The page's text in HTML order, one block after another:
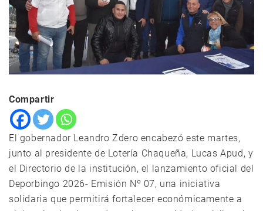
Compartir
El gobernador Leandro Zdero encabezó este martes,
junto al presidente de Lotería Chaqueña, Lucas Apud, y
el Directorio de la institución, el lanzamiento oficial del
Deporbingo 2026- Emisión Nº 07, una iniciativa
solidaria que permitirá fortalecer económicamente a